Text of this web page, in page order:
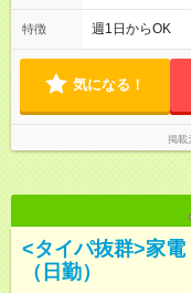
間：1ヶ月あた
憩60
特徴 週1日からOK
気になる！
掲載
<タイパ抜群>家
（日勤）